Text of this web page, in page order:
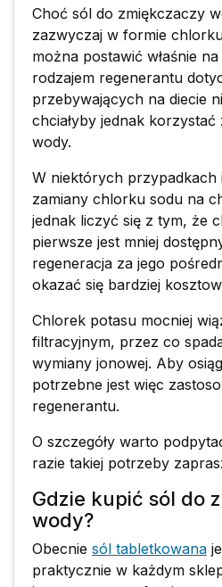
Choć sól do zmiękczaczy
zazwyczaj w formie
można postawić właśnie
rodzajem regenerantu
przebywających na diecie
chciałyby jednak
wody.
W niektórych przypadkach
zamiany chlorku sodu na
jednak liczyć się z tym, że
pierwsze jest mniej
regeneracja za jego
okazać się bardziej
Chlorek potasu mocniej
filtracyjnym, przez co
wymiany jonowej. Aby
potrzebne jest więc
regenerantu.
O szczegóły warto
razie takiej potrzeby
Gdzie kupić sól do
wody?
Obecnie sól tabletkowana
praktycznie w każdym